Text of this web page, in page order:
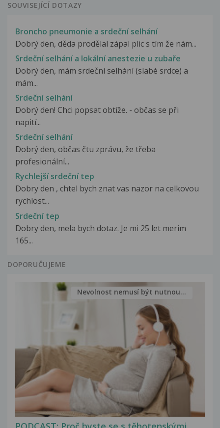
SOUVISEJÍCÍ DOTAZY
Broncho pneumonie a srdeční selhání
Dobrý den, děda prodělal zápal plic s tím že nám...
Srdeční selhání a lokální anestezie u zubaře
Dobrý den, mám srdeční selhání (slabé srdce) a
mám...
Srdeční selhání
Dobrý den! Chci popsat obtíže. - občas se při
napití...
Srdeční selhání
Dobrý den, občas čtu zprávu, že třeba
profesionální...
Rychlejší srdeční tep
Dobry den , chtel bych znat vas nazor na celkovou
rychlost...
Srdeční tep
Dobry den, mela bych dotaz. Je mi 25 let merim
165...
DOPORUČUJEME
Nevolnost nemusí být nutnou...